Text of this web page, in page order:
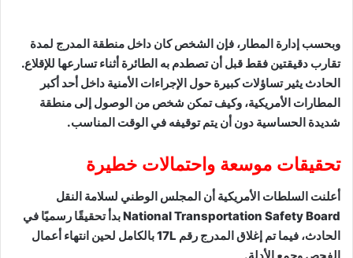
وبحسب إدارة المطار، فإن الشخص كان داخل منطقة المدرج لمدة
تقارب دقيقتين فقط قبل أن تصطدم به الطائرة أثناء تسارعها للإقلاع.
الحادث يثير تساؤلات كبيرة حول الإجراءات الأمنية داخل أحد أكبر
المطارات الأمريكية، وكيف تمكن شخص من الوصول إلى منطقة
شديدة الحساسية دون أن يتم توقيفه في الوقت المناسب.
تحقيقات موسعة واحتمالات خطيرة
أعلنت السلطات الأمريكية أن المجلس الوطني لسلامة النقل
National Transportation Safety Board بدأ تحقيقًا رسميًا في
الحادث، فيما تم إغلاق المدرج رقم 17L بالكامل لحين انتهاء أعمال